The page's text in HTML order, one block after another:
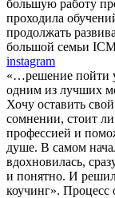
большую работу
проходила
продолжать
большой семьи
instagram
«…решение пойти
одним из лучших
Хочу оставить
сомнении, стоит
профессией и
душе. В самом
вдохновилась,
и понятно. И
коучинг».